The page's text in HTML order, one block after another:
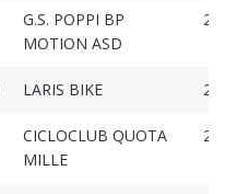
G.S. POPPI BP
MOTION ASD
LARIS BIKE
CICLOCLUB QUOTA
MILLE